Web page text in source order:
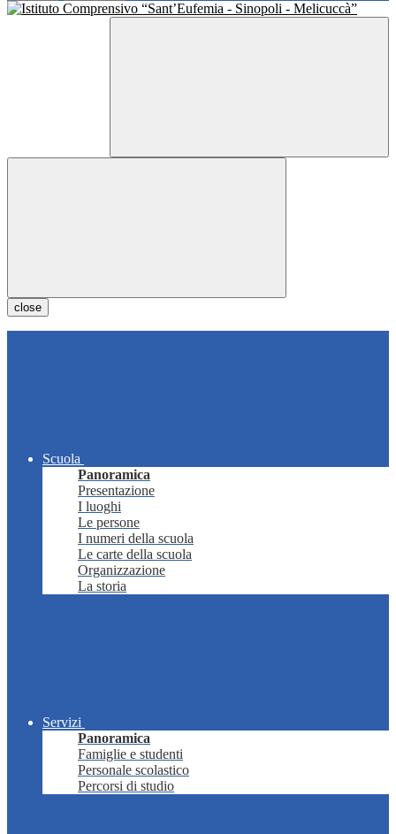
close
Scuola
Panoramica
Presentazione
I luoghi
Le persone
I numeri della scuola
Le carte della scuola
Organizzazione
La storia
Servizi
Panoramica
Famiglie e studenti
Personale scolastico
Percorsi di studio